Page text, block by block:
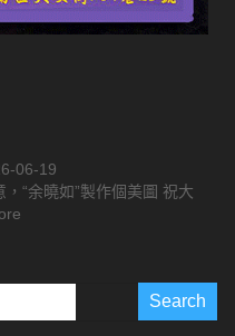
06-19
“余曉如”製作個美圖 祝大